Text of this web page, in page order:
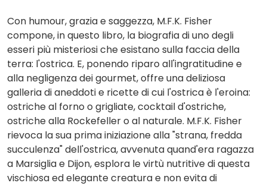
Con humour, grazia e saggezza, M.F.K. Fisher
compone, in questo libro, la biografia di uno degli
esseri più misteriosi che esistano sulla faccia della
terra: l'ostrica. E, ponendo riparo all'ingratitudine e
alla negligenza dei gourmet, offre una deliziosa
galleria di aneddoti e ricette di cui l'ostrica è l'eroina:
ostriche al forno o grigliate, cocktail d'ostriche,
ostriche alla Rockefeller o al naturale. M.F.K. Fisher
rievoca la sua prima iniziazione alla "strana, fredda
succulenza" dell'ostrica, avvenuta quand'era ragazza
a Marsiglia e Dijon, esplora le virtù nutritive di questa
vischiosa ed elegante creatura e non evita di